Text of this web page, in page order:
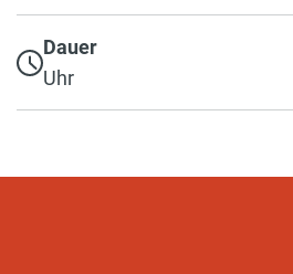
Dauer
Uhr